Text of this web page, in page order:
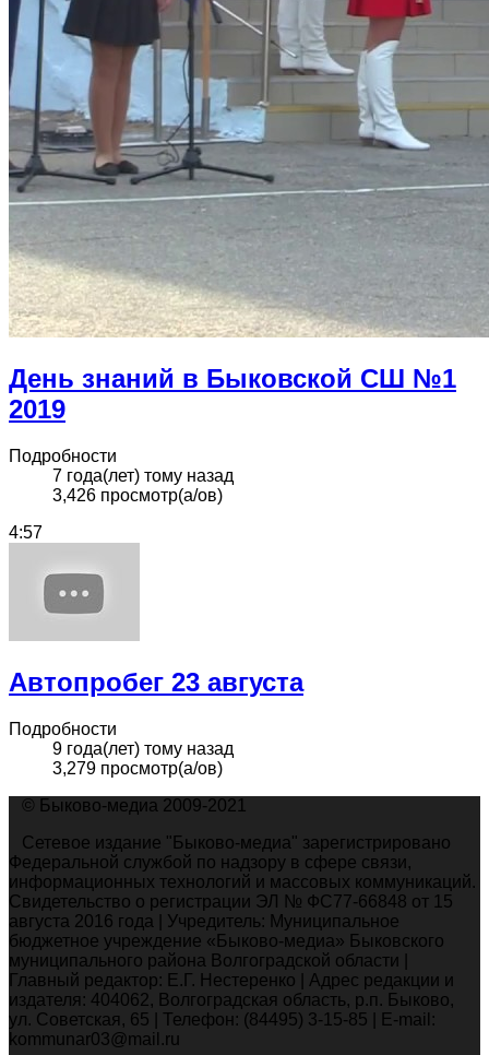
День знаний в Быковской СШ №1
2019
Подробности
7 года(лет) тому назад
3,426 просмотр(а/ов)
4:57
Автопробег 23 августа
Подробности
9 года(лет) тому назад
3,279 просмотр(а/ов)
© Быково-медиа 2009-2021
Сетевое издание "Быково-медиа" зарегистрировано
Федеральной службой по надзору в сфере связи,
информационных технологий и массовых коммуникаций.
Свидетельство о регистрации ЭЛ № ФС77-66848 от 15
августа 2016 года | Учредитель: Муниципальное
бюджетное учреждение «Быково-медиа» Быковского
муниципального района Волгоградской области |
Главный редактор: Е.Г. Нестеренко | Адрес редакции и
издателя: 404062, Волгоградская область, р.п. Быково,
ул. Советская, 65 | Телефон: (84495) 3-15-85 | E-mail:
kommunar03@mail.ru